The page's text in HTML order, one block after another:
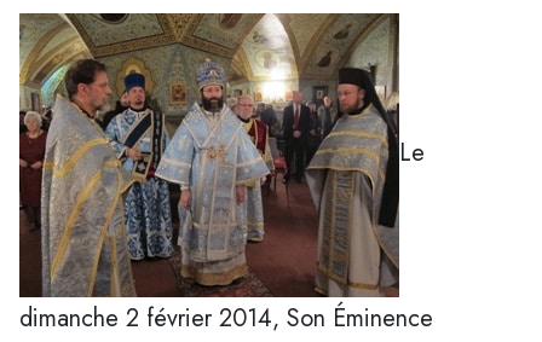
Le
dimanche 2 février 2014, Son Éminence